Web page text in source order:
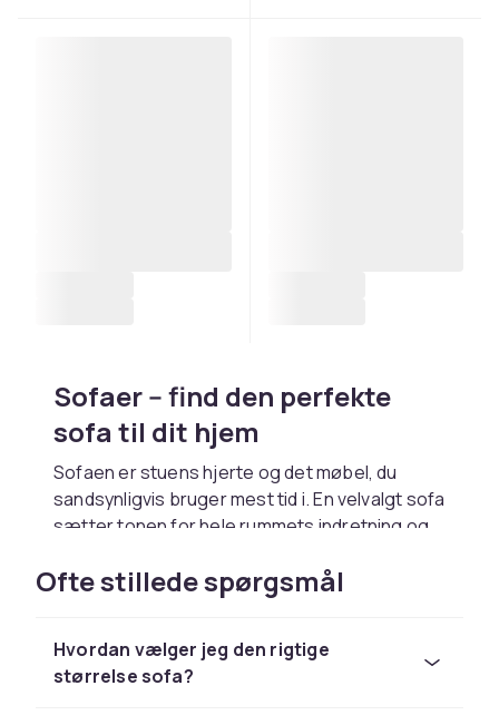
Sofaer -- find den perfekte
sofa til dit hjem
Sofaen er stuens hjerte og det møbel, du
sandsynligvis bruger mest tid i. En velvalgt sofa
sætter tonen for hele rummets indretning og
imødekommende sted at samles. Uanset om
du bor i en lille lejlighed, en rummelig villa eller
passer til netop dig.
Ofte stillede spørgsmål
Hvordan vælger jeg den rigtige
størrelse sofa?